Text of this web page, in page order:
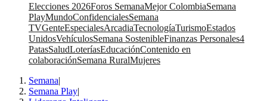
Elecciones 2026Foros SemanaMejor ColombiaSemana
PlayMundoConfidencialesSemana
TVGenteEspecialesArcadiaTecnologíaTurismoEstados
UnidosVehículosSemana SostenibleFinanzas Personales4
PatasSaludLoteríasEducaciónContenido en
colaboraciónSemana RuralMujeres
Semana|
Semana Play|